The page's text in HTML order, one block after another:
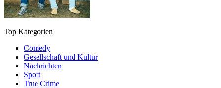
Top Kategorien
Comedy
Gesellschaft und Kultur
Nachrichten
Sport
True Crime